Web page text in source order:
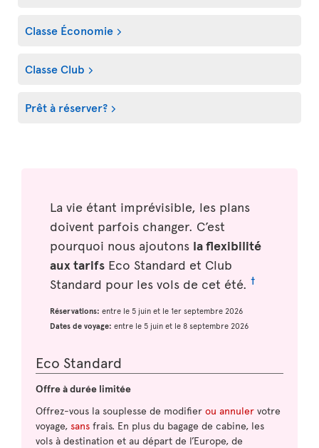
Classe Économie
Classe Club
Prêt à réserver?
La vie étant imprévisible, les plans
doivent parfois changer. C’est
pourquoi nous ajoutons la flexibilité
aux tarifs Eco Standard et Club
Standard pour les vols de cet été. †
Réservations: entre le 5 juin et le 1er septembre 2026
Dates de voyage: entre le 5 juin et le 8 septembre 2026
Eco Standard
Offre à durée limitée
Offrez-vous la souplesse de modifier ou annuler votre
voyage, sans frais. En plus du bagage de cabine, les
vols à destination et au départ de l’Europe, de